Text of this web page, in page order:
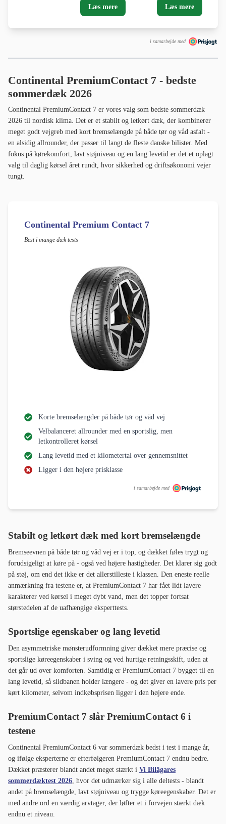
Læs mere Læs mere
i samarbejde med
Continental PremiumContact 7 - bedste
sommerdæk 2026
Continental PremiumContact 7 er vores valg som bedste sommerdæk
2026 til nordisk klima. Det er et stabilt og letkørt dæk, der kombinerer
meget godt vejgreb med kort bremselængde på både tør og våd asfalt -
en alsidig allrounder, der passer til langt de fleste danske bilister. Med
fokus på kørekomfort, lavt støjniveau og en lang levetid er det et oplagt
valg til daglig kørsel året rundt, hvor sikkerhed og driftsøkonomi vejer
tungt.
Continental Premium Contact 7
Best i mange dæk tests
Korte bremselængder på både tør og våd vej
Velbalanceret allrounder med en sportslig, men
letkontrolleret kørsel
Lang levetid med et kilometertal over gennemsnittet
Ligger i den højere prisklasse
i samarbejde med
Stabilt og letkørt dæk med kort bremselængde
Bremseevnen på både tør og våd vej er i top, og dækket føles trygt og
forudsigeligt at køre på - også ved højere hastigheder. Det klarer sig godt
på støj, om end det ikke er det allerstilleste i klassen. Den eneste reelle
anmærkning fra testene er, at PremiumContact 7 har fået lidt lavere
karakterer ved kørsel i meget dybt vand, men det topper fortsat
størstedelen af de uafhængige eksperttests.
Sportslige egenskaber og lang levetid
Den asymmetriske mønsterudformning giver dækket mere præcise og
sportslige køreegenskaber i sving og ved hurtige retningsskift, uden at
det går ud over komforten. Samtidig er PremiumContact 7 bygget til en
lang levetid, så slidbanen holder længere - og det giver en lavere pris per
kørt kilometer, selvom indkøbsprisen ligger i den højere ende.
PremiumContact 7 slår PremiumContact 6 i
testene
Continental PremiumContact 6 var sommerdæk bedst i test i mange år,
og ifølge eksperterne er efterfølgeren PremiumContact 7 endnu bedre.
Dækket præsterer blandt andet meget stærkt i Vi Bilägares
sommerdæktest 2026 , hvor det udmærker sig i alle deltests - blandt
andet på bremselængde, lavt støjniveau og trygge køreegenskaber. Det er
med andre ord en værdig arvtager, der løfter et i forvejen stærkt dæk
endnu et niveau.